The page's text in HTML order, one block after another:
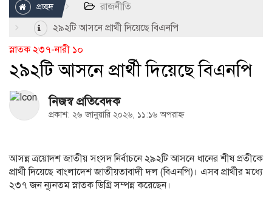
প্রচ্ছদ
রাজনীতি
২৯২টি আসনে প্রার্থী দিয়েছে বিএনপি
স্নাতক ২৩৭-নারী ১০
২৯২টি আসনে প্রার্থী দিয়েছে বিএনপি
নিজস্ব প্রতিবেদক
প্রকাশ: ২৬ জানুয়ারি ২০২৬, ১১:১৬ অপরাহ্ন
আসন্ন ত্রয়োদশ জাতীয় সংসদ নির্বাচনে ২৯২টি আসনে ধানের শীষ প্রতীকে
প্রার্থী দিয়েছে বাংলাদেশ জাতীয়তাবাদী দল (বিএনপি)। এসব প্রার্থীর মধ্যে
২৩৭ জন ন্যূনতম স্নাতক ডিগ্রি সম্পন্ন করেছেন।